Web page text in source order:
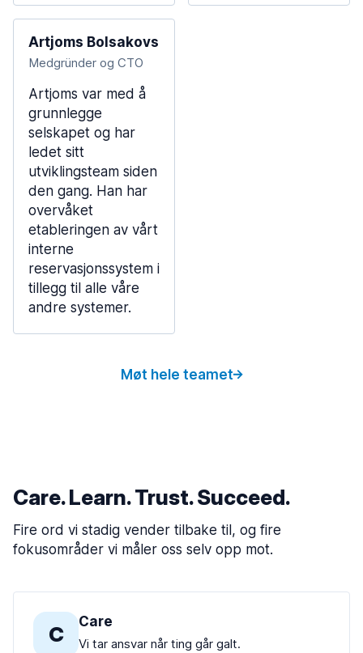
Artjoms Bolsakovs
Medgründer og CTO
Artjoms var med å
grunnlegge
selskapet og har
ledet sitt
utviklingsteam siden
den gang. Han har
overvåket
etableringen av vårt
interne
reservasjonssystem i
tillegg til alle våre
andre systemer.
Møt hele teamet
Care. Learn. Trust. Succeed.
Fire ord vi stadig vender tilbake til, og fire
fokusområder vi måler oss selv opp mot.
C Care
Vi tar ansvar når ting går galt.